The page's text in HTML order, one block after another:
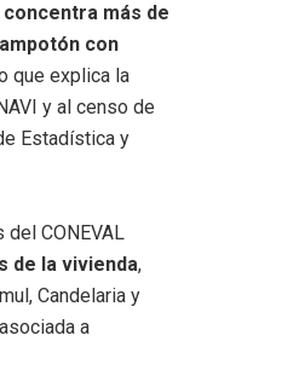
concentra más de
con
que explica la
y al censo de
Estadística y
CONEVAL
de la vivienda,
Candelaria y
a